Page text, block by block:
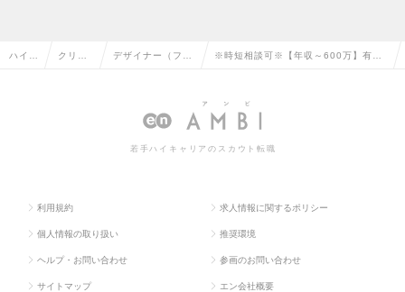
ハイク クリエ デザイナー（ファ
リア・工業）の転
※時短相談可※【年収～600万】有名
ザイナー／勤務環境◎WLB充実の求人
若手ハイキャリアのスカウト転職
利用規約 求人情報に関するポリシー
個人情報の取り扱い 推奨環境
ヘルプ・お問い合わせ 参画のお問い合わせ
サイトマップ エン会社概要